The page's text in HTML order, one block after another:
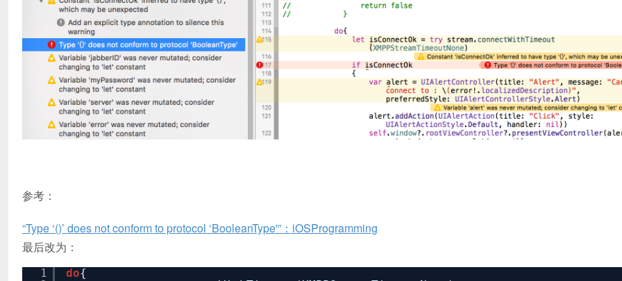
参考：
“Type ‘()’ does not conform to protocol ‘BooleanType'”：iOSProgramming
最后改为：
1
do{